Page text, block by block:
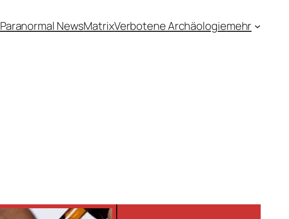
Paranormal NewsMatrixVerbotene Archäologiemehr